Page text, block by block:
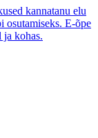
kannatanu elu
osutamiseks. E-õpe
ja kohas.